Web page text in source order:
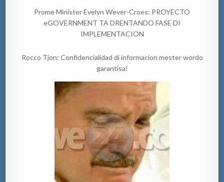
Prome Minister Evelyn Wever-Croes: PROYECTO
eGOVERNMENT TA DRENTANDO FASE DI
IMPLEMENTACION
Rocco Tjon: Confidencialidad di informacion mester wordo
garantisa!